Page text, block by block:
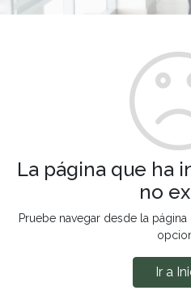
La página que ha
no
Pruebe navegar desde la
Ir a